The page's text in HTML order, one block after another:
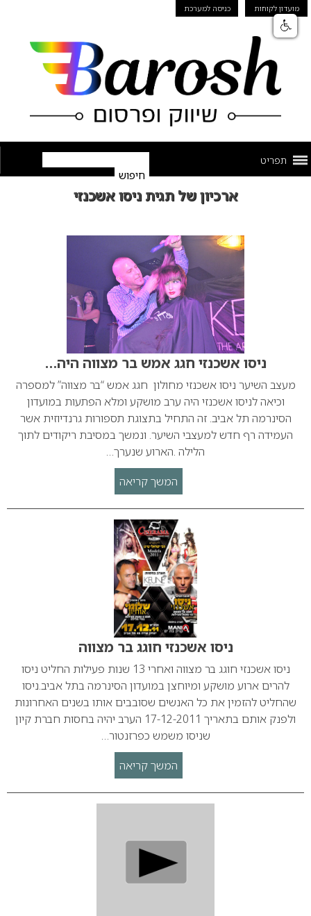
מועדון לקוחות כניסה למערכת
תפריט
ארכיון של תגית ניסו אשכנזי
ניסו אשכנזי חגג אמש בר מצווה היה…
מעצב השיער ניסו אשכנזי מחולון חגג אמש “בר מצווה” למספרה
וכיאה לניסו אשכנזי היה ערב מושקע ומלא הפתעות במועדון
הסינרמה תל אביב. זה התחיל בתצוגת תספורות גרנדיוזית אשר
העמידה רף חדש למעצבי השיער. ונמשך במסיבת ריקודים לתוך
הלילה .הארוע שנערך…
המשך קריאה
ניסו אשכנזי חוגג בר מצווה
ניסו אשכנזי חוגג בר מצווה ואחרי 13 שנות פעילות החליט ניסו
להרים ארוע מושקע ומיוחצן במועדון הסינרמה בתל אביב.ניסו
שהחליט להזמין את כל האנשים שסובבים אותו בשנים האחרונות
ולפנק אותם בתאריך 17-12-2011 הערב יהיה בחסות חברת קיון
שניסו משמש כפרזנטור…
המשך קריאה